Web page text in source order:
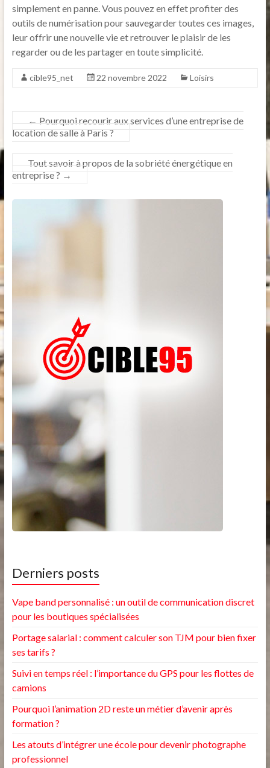
simplement en panne. Vous pouvez en effet profiter des
outils de numérisation pour sauvegarder toutes ces images,
leur offrir une nouvelle vie et retrouver le plaisir de les
regarder ou de les partager en toute simplicité.
cible95_net 22 novembre 2022 Loisirs
← Pourquoi recourir aux services d’une entreprise de
location de salle à Paris ?
Tout savoir à propos de la sobriété énergétique en
entreprise ? →
Derniers posts
Vape band personnalisé : un outil de communication discret
pour les boutiques spécialisées
Portage salarial : comment calculer son TJM pour bien fixer
ses tarifs ?
Suivi en temps réel : l’importance du GPS pour les flottes de
camions
Pourquoi l’animation 2D reste un métier d’avenir après
formation ?
Les atouts d’intégrer une école pour devenir photographe
professionnel